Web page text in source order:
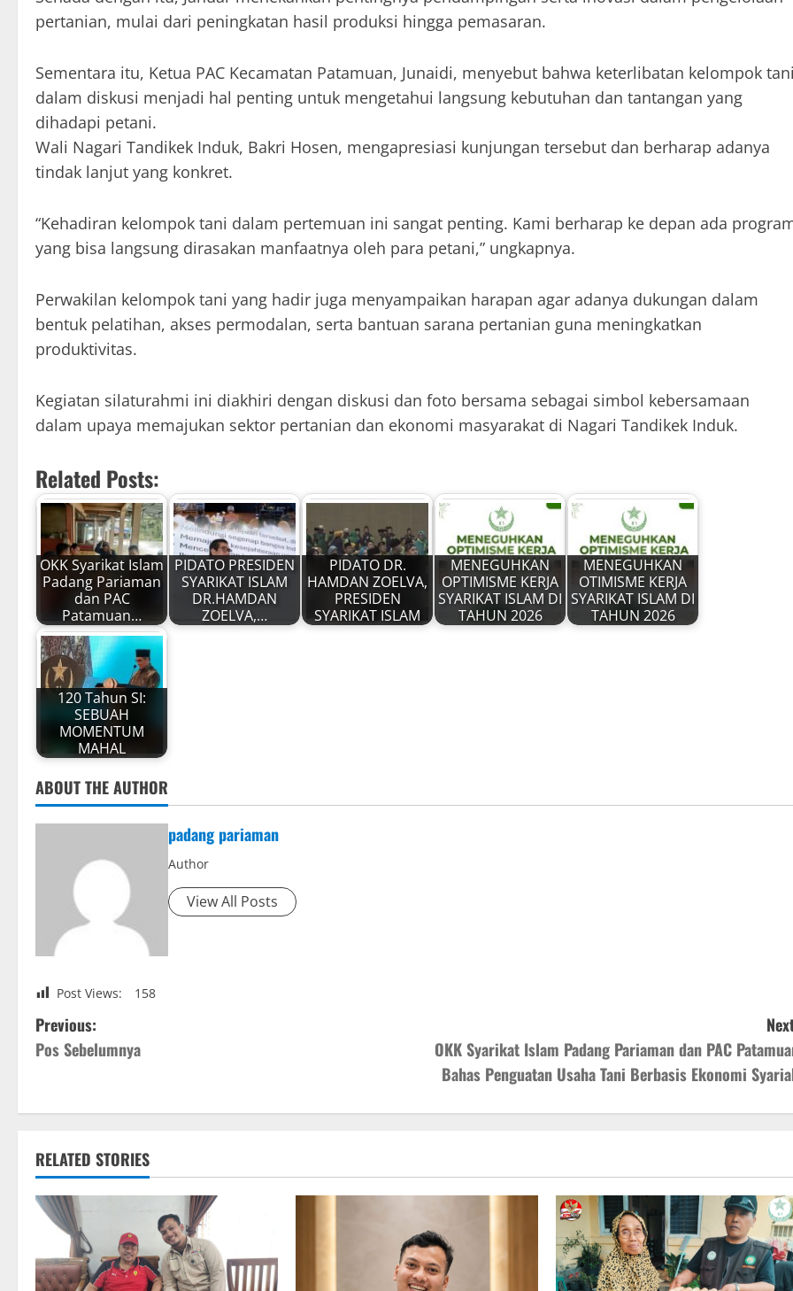
pertanian, mulai dari peningkatan hasil produksi hingga pemasaran.
Sementara itu, Ketua PAC Kecamatan Patamuan, Junaidi, menyebut bahwa keterlibatan kelompok
dalam diskusi menjadi hal penting untuk mengetahui langsung kebutuhan dan tantangan yang
dihadapi petani.
Wali Nagari Tandikek Induk, Bakri Hosen, mengapresiasi kunjungan tersebut dan berharap adanya
tindak lanjut yang konkret.
“Kehadiran kelompok tani dalam pertemuan ini sangat penting. Kami berharap ke depan ada
yang bisa langsung dirasakan manfaatnya oleh para petani,” ungkapnya.
Perwakilan kelompok tani yang hadir juga menyampaikan harapan agar adanya dukungan dalam
bentuk pelatihan, akses permodalan, serta bantuan sarana pertanian guna meningkatkan
produktivitas.
Kegiatan silaturahmi ini diakhiri dengan diskusi dan foto bersama sebagai simbol kebersamaan
dalam upaya memajukan sektor pertanian dan ekonomi masyarakat di Nagari Tandikek Induk.
Related Posts:
OKK Syarikat Islam
Padang Pariaman
dan PAC
Patamuan…
PIDATO PRESIDEN
SYARIKAT ISLAM
DR.HAMDAN
ZOELVA,…
PIDATO DR.
HAMDAN ZOELVA,
PRESIDEN
SYARIKAT ISLAM
MENEGUHKAN
OPTIMISME KERJA
SYARIKAT ISLAM DI
TAHUN 2026
MENEGUHKAN
OTIMISME KERJA
SYARIKAT ISLAM DI
TAHUN 2026
120 Tahun SI:
SEBUAH
MOMENTUM
MAHAL
ABOUT THE AUTHOR
padang pariaman
Author
View All Posts
Post Views: 158
P
o
s
n
a
v
Previous:
Pos Sebelumnya
OKK Syarikat Islam Padang Pariaman dan PAC
Bahas Penguatan Usaha Tani Berbasis Ekonomi
RELATED STORIES